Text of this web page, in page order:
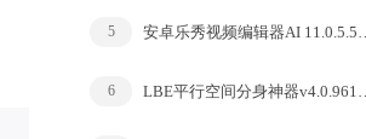
5 安卓乐秀视频编辑器AI 11.0.5.5去广告解锁VIP版
6 LBE平行空间分身神器v4.0.9612解锁vip专业版